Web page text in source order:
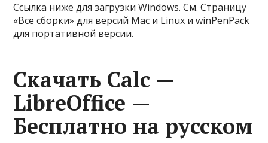
Ссылка ниже для загрузки Windows. См. Страницу
«Все сборки» для версий Mac и Linux и winPenPack
для портативной версии.
Скачать Calc —
LibreOffice —
Бесплатно на русском